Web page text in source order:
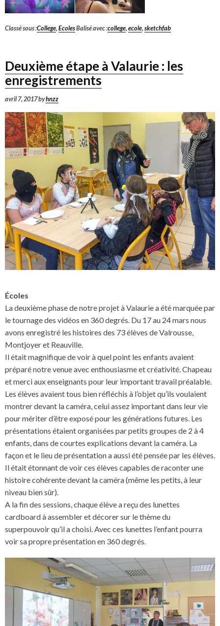
Classé sous :College,EcolesBalisé avec :college,ecole,sketchfab
Deuxième étape à Valaurie : les
enregistrements
avril 7, 2017byhnzz
Écoles
La deuxième phase de notre projet à Valaurie a été marquée par
le tournage des vidéos en 360 degrés. Du 17 au 24 mars nous
avons enregistré les histoires des 73 élèves de Valrousse,
Montjoyer et Reauville.
Il était magnifique de voir à quel point les enfants avaient
préparé notre venue avec enthousiasme et créativité. Chapeau
et merci aux enseignants pour leur important travail préalable.
Les élèves avaient tous bien réfléchis à l’objet qu’ils voulaient
montrer devant la caméra, celui assez important dans leur vie
pour mériter d’être exposé pour les générations futures. Les
présentations étaient organisées par petits groupes de 2 à 4
enfants, dans de courtes explications devant la caméra. La
façon et le lieu de présentation a aussi été pensée par les élèves.
Il était étonnant de voir ces élèves capables de raconter une
histoire cohérente devant la caméra (même les petits, à leur
niveau bien sûr).
A la fin des sessions, chaque élève a reçu des lunettes
cardboard à assembler et décorer sur le thème du
superpouvoir qu’il a choisi. Avec ces lunettes l’enfant pourra
voir sa propre présentation en 360 degrés.